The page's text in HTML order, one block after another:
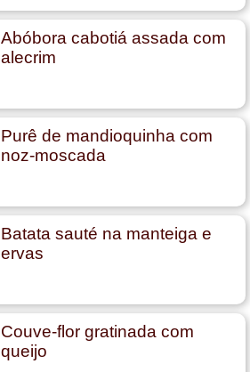
Abóbora cabotiá assada com
alecrim
Purê de mandioquinha com
noz-moscada
Batata sauté na manteiga e
ervas
Couve-flor gratinada com
queijo